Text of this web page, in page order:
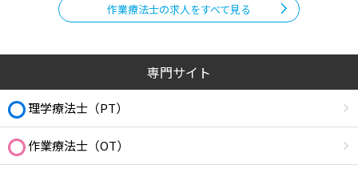
作業療法士の求人をすべて見る
専門サイト
理学療法士（PT）
作業療法士（OT）